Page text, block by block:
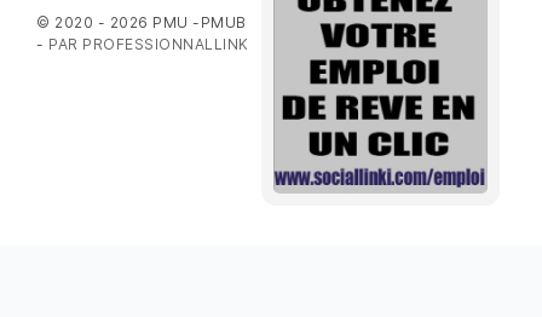
© 2020 - 2026 PMU -PMUB
- PAR PROFESSIONNALLINK